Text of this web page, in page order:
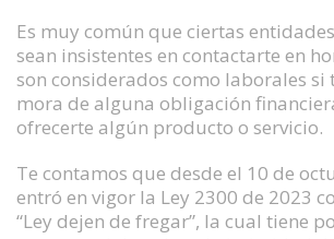
Es muy común que ciertas
sean insistentes en contactarte en
son considerados como laborales si
mora de alguna obligación
ofrecerte algún producto o servicio.
Te contamos que desde el 10 de
entró en vigor la Ley 2300 de 2023
“Ley dejen de fregar”, la cual tiene